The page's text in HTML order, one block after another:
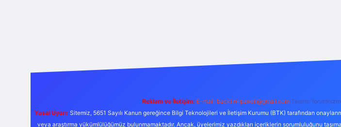
Reklam ve İletişim: E-mail: backlinkpaneli@gmail.com Teams:
Yasal Uyarı: Sitemiz, 5651 Sayılı Kanun gereğince Bilgi Teknolojileri ve İletişim Kurumu (BTK) tarafından
veya araştırma yükümlülüğümüz bulunmamaktadır. Ancak, üyelerimiz yazdıkları içeriklerin sorumluluğunu